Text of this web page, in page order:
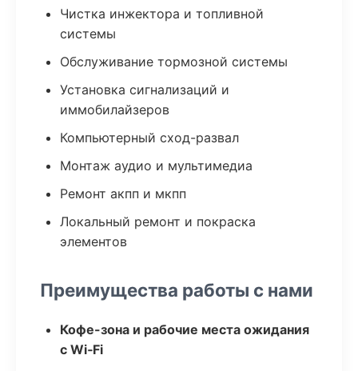
Чистка инжектора и топливной
системы
Обслуживание тормозной системы
Установка сигнализаций и
иммобилайзеров
Компьютерный сход-развал
Монтаж аудио и мультимедиа
Ремонт акпп и мкпп
Локальный ремонт и покраска
элементов
Преимущества работы с нами
Кофе-зона и рабочие места ожидания
с Wi‑Fi